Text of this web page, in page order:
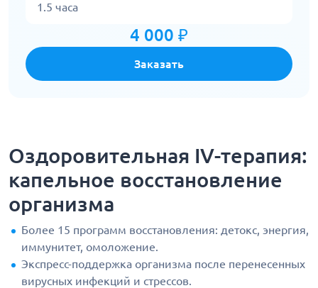
1.5 часа
4 000 ₽
Заказать
Оздоровительная IV-терапия:
капельное восстановление
организма
Более 15 программ восстановления: детокс, энергия,
иммунитет, омоложение.
Экспресс-поддержка организма после перенесенных
вирусных инфекций и стрессов.